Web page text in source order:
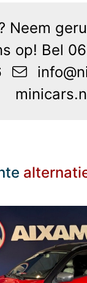
Neem
op! Bel